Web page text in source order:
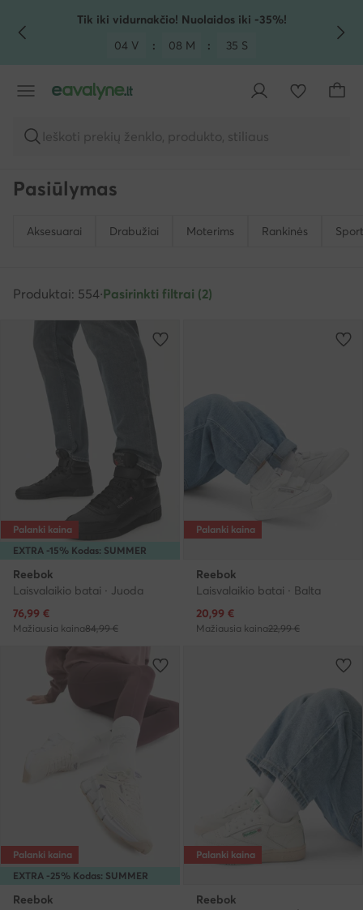
PEREITI PRIE PAGRINDINIO TURINIO
PEREITI Į PAIEŠKĄTik iki vidurnakčio! Nuolaidos iki -35%!
04 V
: 08 M : 33 S
Ieškoti prekių ženklo, produkto, stiliaus
Pasiūlymas
Aksesuarai Drabužiai Moterims Rankinės
Produktai: 554·Pasirinkti filtrai (2)
EXTRA -15% Kodas: SUMMER
Palanki kaina
Reebok
Laisvalaikio batai · Juoda
Dabartinė kaina
76,99 €
Mažiausia kaina84,99 €
Palanki kaina
Reebok
Laisvalaikio batai · Balta
Dabartinė kaina
20,99 €
Mažiausia kaina22,99 €
EXTRA -25% Kodas: SUMMER
Palanki kaina
Reebok
Palanki kaina
Reebok